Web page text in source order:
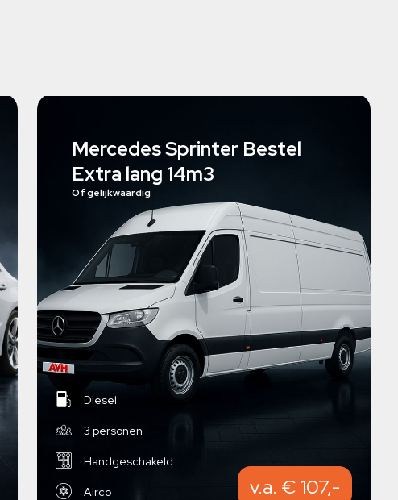
Mercedes Sprinter Bestel
Extra lang 14m3
Of gelijkwaardig
Diesel
3 personen
Handgeschakeld
Airco v.a. € 107,-